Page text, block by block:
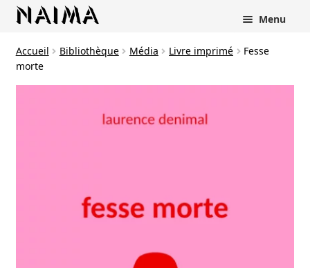
Menu
Accueil Bibliothèque Média Livre imprimé
Fesse
morte
Panneau de gestion des cookies